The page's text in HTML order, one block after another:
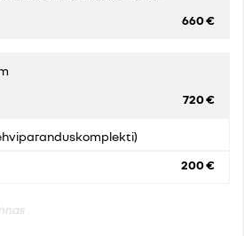
660 €
720 €
200 €